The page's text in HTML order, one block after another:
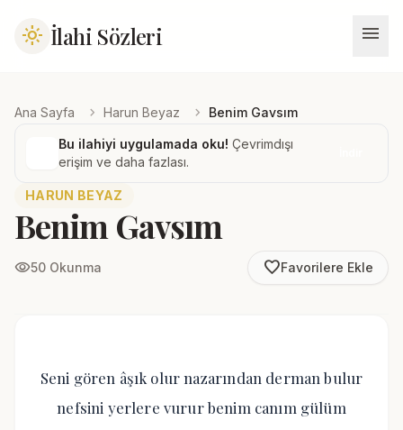
light_mode İlahi Sözleri menu
Ana Sayfa chevron_right Harun Beyaz chevron_right Benim Gavsım
Bu ilahiyi uygulamada oku! Çevrimdışı
erişim ve daha fazlası.
HARUN BEYAZ
Benim Gavsım
visibility50 Okunma favorite_borderFavorilere Ekle
Seni gören âşık olur nazarından derman bulur
nefsini yerlere vurur benim canım gülüm